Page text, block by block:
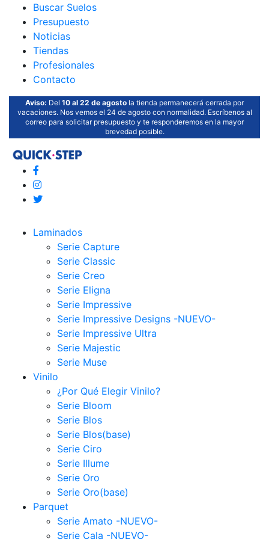
Buscar Suelos
Presupuesto
Noticias
Tiendas
Profesionales
Contacto
Aviso: Del 10 al 22 de agosto la tienda permanecerá cerrada por
vacaciones. Nos vemos el 24 de agosto con normalidad. Escríbenos al
correo para solicitar presupuesto y te responderemos en la mayor
brevedad posible.
Laminados
Serie Capture
Serie Classic
Serie Creo
Serie Eligna
Serie Impressive
Serie Impressive Designs -NUEVO-
Serie Impressive Ultra
Serie Majestic
Serie Muse
Vinilo
¿Por Qué Elegir Vinilo?
Serie Bloom
Serie Blos
Serie Blos(base)
Serie Ciro
Serie Illume
Serie Oro
Serie Oro(base)
Parquet
Serie Amato -NUEVO-
Serie Cala -NUEVO-